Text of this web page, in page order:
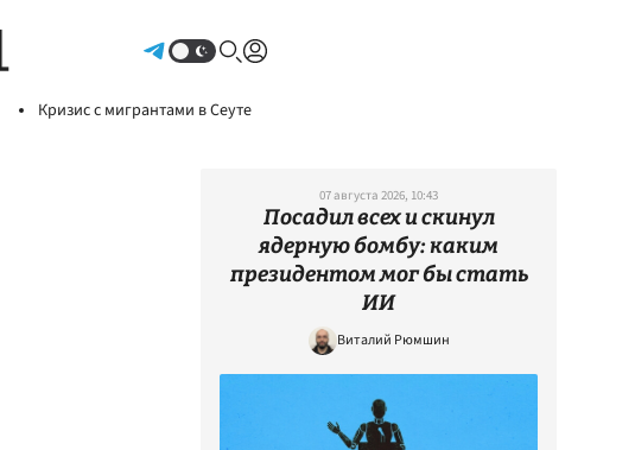
Кризис с мигрантами в Сеуте
07 августа 2026, 10:43
Посадил всех и скинул
ядерную бомбу: каким
президентом мог бы стать
ИИ
Виталий Рюмшин